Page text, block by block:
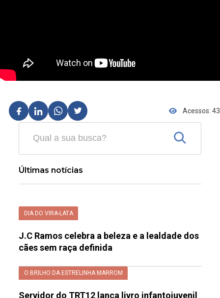
Acessos: 43
Últimas notícias
DIA DO VIRA-LATA
J.C Ramos celebra a beleza e a lealdade dos
cães sem raça definida
O BRILHO DA ESTRELINHA MARROM
Servidor do TRT12 lança livro infantojuvenil